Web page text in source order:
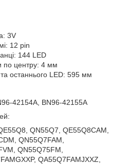
3V
12 pin
144 LED
по центру: 4 мм
останнього LED: 595 мм
42154A, BN96-42155A
QN55Q7, QE55Q8CAM,
QN55Q7FAM,
QN55Q75FM,
QA55Q7FAMJXXZ,